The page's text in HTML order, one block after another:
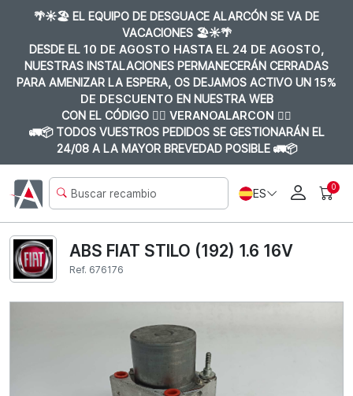
🌴☀️🏖️ EL EQUIPO DE DESGUACE ALARCÓN SE VA DE
VACACIONES 🏖️☀️🌴
DESDE EL 10 DE AGOSTO HASTA EL 24 DE AGOSTO,
NUESTRAS INSTALACIONES PERMANECERÁN CERRADAS
PARA AMENIZAR LA ESPERA, OS DEJAMOS ACTIVO UN 15%
DE DESCUENTO EN NUESTRA WEB
CON EL CÓDIGO 👉🏼 VERANOALARCON 👈🏼
🚛📦 TODOS VUESTROS PEDIDOS SE GESTIONARÁN EL
24/08 A LA MAYOR BREVEDAD POSIBLE 🚛📦
ES 0
ABS FIAT STILO (192) 1.6 16V
Ref. 676176